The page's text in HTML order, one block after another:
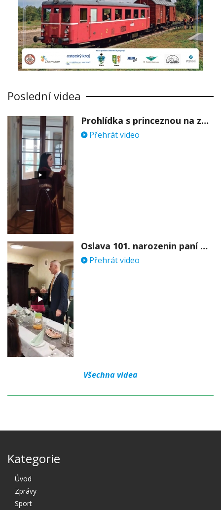
Poslední videa
Prohlídka s princeznou na zámku Stekník
Přehrát video
Oslava 101. narozenin paní Věry Skořepové
Přehrát video
Všechna videa
Kategorie
Úvod
Zprávy
Sport